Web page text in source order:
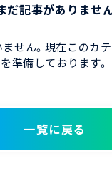
だ記事がありませ
せん。現在このカ
を準備しております。
一覧に戻る
一覧に戻る